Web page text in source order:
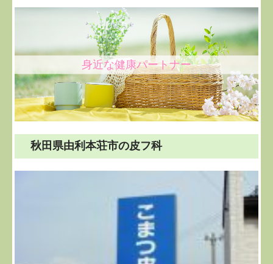
身近な健康パートナー
秋田県由利本荘市の皮フ科